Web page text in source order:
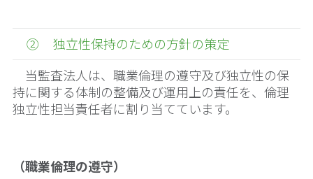
② 独立性保持のための方針の策定
当監査法人は、職業倫理の遵守及び独立性の保
持に関する体制の整備及び運用上の責任を、倫理
独立性担当責任者に割り当てています。
（職業倫理の遵守）